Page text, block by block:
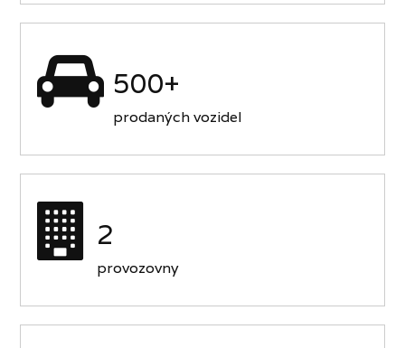
500+
prodaných vozidel
2
provozovny